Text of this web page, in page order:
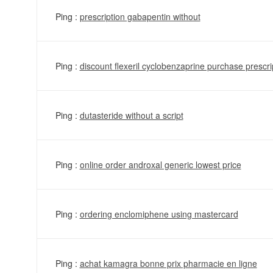
Ping : prescription gabapentin without
Ping : discount flexeril cyclobenzaprine purchase
Ping : dutasteride without a script
Ping : online order androxal generic lowest price
Ping : ordering enclomiphene using mastercard
Ping : achat kamagra bonne prix pharmacie en ligne